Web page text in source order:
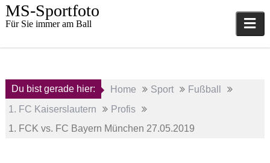
Skip
toMS-Sportfoto
Für Sie immer am Ball
Du bist gerade hier: Home Sport
Fußball
1. FC Kaiserslautern
Profis
1. FCK vs. FC Bayern München 27.05.2019